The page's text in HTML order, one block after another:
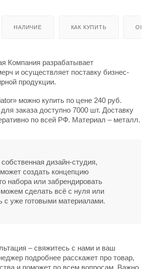
НАЛИЧИЕ КАК КУПИТЬ
Компания разрабатывает
и осуществляет поставку бизнес-
продукции.
можно купить по цене 240 руб.
заказа доступно 7000 шт. Доставку
по всей РФ. Материал – металл.
дизайн-студия,
создать концепцию
набора или забрендировать
сделать всё с нуля или
с уже готовыми материалами.
– свяжитесь с нами и ваш
подробнее расскажет про товар,
и поможет по всем вопросам. Важно